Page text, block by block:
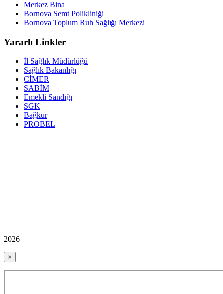
Merkez Bina
Bornova Semt Polikliniği
Bornova Toplum Ruh Sağlığı Merkezi
Yararlı Linkler
İl Sağlık Müdürlüğü
Sağlık Bakanlığı
CİMER
SABİM
Emekli Sandığı
SGK
Bağkur
PROBEL
2026
×